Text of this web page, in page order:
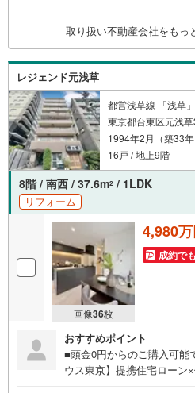
のご請求はお気軽にどうぞ
時受け付けております！お
取り扱い不動産会社をもっ
レジェンド元浅草
都営浅草線 「浅草
東京都台東区元浅草
1994年2月（築33年
16戸 / 地上9階
8階 / 南西 / 37.6m2 / 1LDK
リフォーム
画像36枚
4,980
成約で
おすすめポイント
■頭金0円からのご購入可能
ウス東京】提携住宅ローン